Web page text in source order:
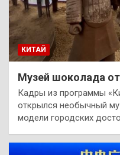
КИТАЙ
Музей шоколада
Кадры из программы
открылся необычный
модели городских